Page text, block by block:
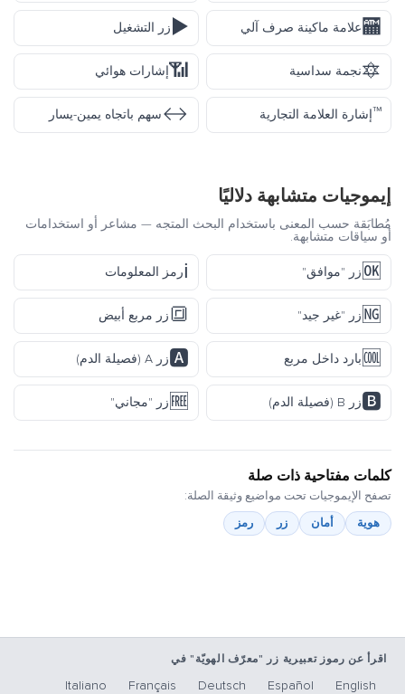
🏧علامة ماكينة صرف آلي ▶️ زر التشغيل
🔯نجمة سداسية 📶إشارات هوائي
™️إشارة العلامة التجارية ↔️سهم باتجاه يمين-يسار
إيموجيات متشابهة دلاليًا
مُطابَقة حسب المعنى باستخدام البحث المتجه — مشاعر أو استخدامات
أو سياقات متشابهة.
🆗 زر "موافق" ℹ️رمز المعلومات
🆖 زر "غير جيد" 🔳زر مربع أبيض
🆒بارد داخل مربع 🅰️زر A (فصيلة الدم)
🅱️زر B (فصيلة الدم) 🆓 زر "مجاني"
كلمات مفتاحية ذات صلة
تصفح الإيموجيات تحت مواضيع وثيقة الصلة:
هوية
أمان زر رمز
اقرأ عن رموز تعبيرية زر "معرّف الهويّة" في
English
Español
Deutsch
Français
Italiano